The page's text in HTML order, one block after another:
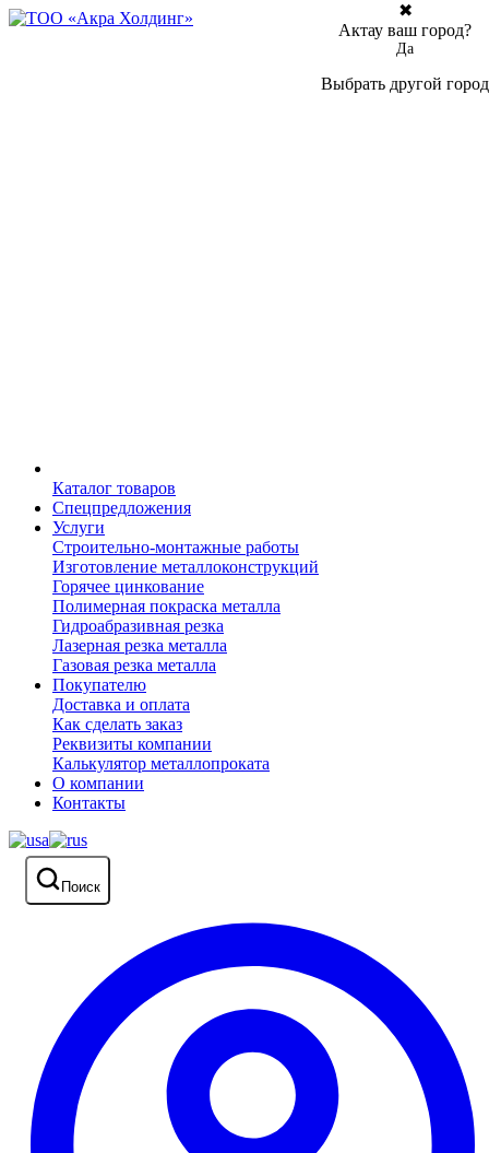
Каталог товаров
Спецпредложения
Услуги
Строительно-монтажные работы
Изготовление металлоконструкций
Горячее цинкование
Полимерная покраска металла
Гидроабразивная резка
Лазерная резка металла
Газовая резка металла
Покупателю
Доставка и оплата
Как сделать заказ
Реквизиты компании
Калькулятор металлопроката
О компании
Контакты
Поиск
✖
Актау ваш город?
Да
Выбрать другой город